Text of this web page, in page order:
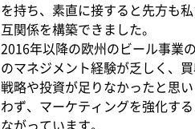
を持ち、素直に接すると先方も
互関係を構築できました。
2016年以降の欧州のビール事業
のマネジメント経験が乏しく、
戦略や投資が足りなかったと思
わず、マーケティングを強化す
ながっています。